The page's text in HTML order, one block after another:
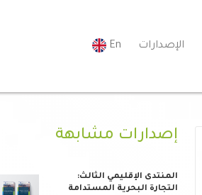
الإصدارات En
إصدارات مشابهة
المنتدى الإقليمي الثالث:
التجارة البحرية المستدامة